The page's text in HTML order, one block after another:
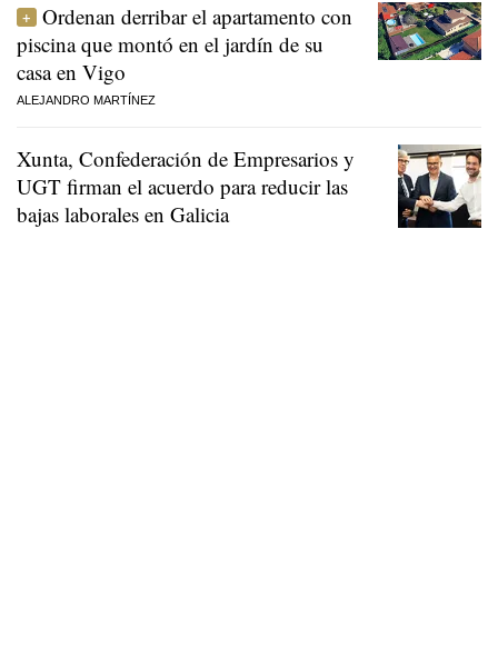
Ordenan derribar el apartamento con
piscina que montó en el jardín de su
casa en Vigo
ALEJANDRO MARTÍNEZ
Xunta, Confederación de Empresarios y
UGT firman el acuerdo para reducir las
bajas laborales en Galicia